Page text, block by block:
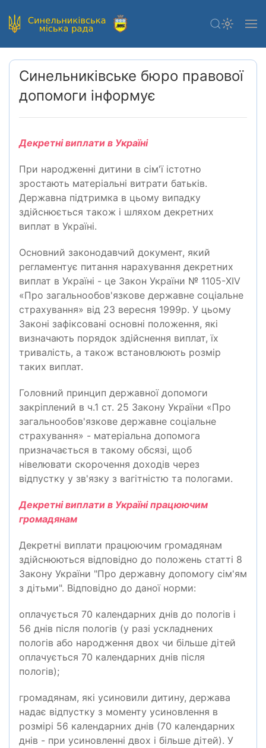
Синельниківське бюро правової
допомоги інформує
Декретні виплати в Україні
При народженні дитини в сім'ї істотно
зростають матеріальні витрати батьків.
Державна підтримка в цьому випадку
здійснюється також і шляхом декретних
виплат в Україні.
Основний законодавчий документ, який
регламентує питання нарахування декретних
виплат в Україні - це Закон України № 1105-XIV
«Про загальнообов'язкове державне соціальне
страхування» від 23 вересня 1999р. У цьому
Законі зафіксовані основні положення, які
визначають порядок здійснення виплат, їх
тривалість, а також встановлюють розмір
таких виплат.
Головний принцип державної допомоги
закріплений в ч.1 ст. 25 Закону України «Про
загальнообов'язкове державне соціальне
страхування» - матеріальна допомога
призначається в такому обсязі, щоб
нівелювати скорочення доходів через
відпустку у зв'язку з вагітністю та пологами.
Декретні виплати в Україні працюючим
громадянам
Декретні виплати працюючим громадянам
здійснюються відповідно до положень статті 8
Закону України "Про державну допомогу сім'ям
з дітьми". Відповідно до даної норми:
оплачується 70 календарних днів до пологів і
56 днів після пологів (у разі ускладнених
пологів або народження двох чи більше дітей
оплачується 70 календарних днів після
пологів);
громадянам, які усиновили дитину, держава
надає відпустку з моменту усиновлення в
розмірі 56 календарних днів (70 календарних
днів - при усиновленні двох і більше дітей). У